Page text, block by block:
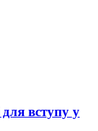
для вступу у